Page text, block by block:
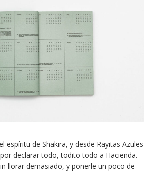
espíritu de Shakira, y desde Rayitas Azules
declarar todo, todito todo a Hacienda.
llorar demasiado, y ponerle un poco de